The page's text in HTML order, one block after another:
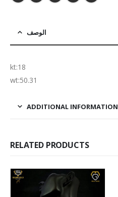
الوصف
kt:18
wt:50.31
ADDITIONAL INFORMATION
RELATED PRODUCTS